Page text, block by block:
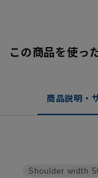
この商品を使っ
商品説明・
Shoulder width